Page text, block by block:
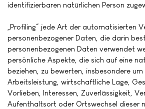
identifizierbaren natürlichen Person
„Profiling“ jede Art der automatisierten
personenbezogener Daten, die darin
personenbezogenen Daten verwendet
persönliche Aspekte, die sich auf eine
beziehen, zu bewerten, insbesondere
Arbeitsleistung, wirtschaftliche Lage,
Vorlieben, Interessen, Zuverlässigkeit,
Aufenthaltsort oder Ortswechsel dieser